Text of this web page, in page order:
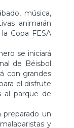
música,
animarán
Copa FESA
se iniciará
de Béisbol
con grandes
el disfrute
al parque de
un
y